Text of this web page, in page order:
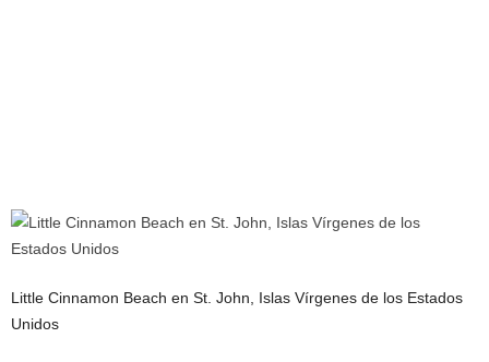
Little Cinnamon Beach en St. John, Islas Vírgenes de los Estados
Unidos